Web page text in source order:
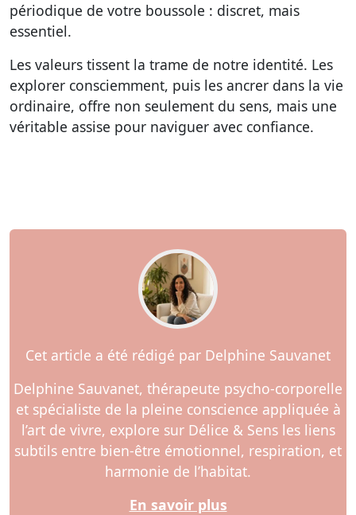
périodique de votre boussole : discret, mais
essentiel.
Les valeurs tissent la trame de notre identité. Les
explorer consciemment, puis les ancrer dans la vie
ordinaire, offre non seulement du sens, mais une
véritable assise pour naviguer avec confiance.
Cet article a été rédigé par Delphine Sauvanet
Delphine Sauvanet, thérapeute psycho-corporelle
et spécialiste de la pleine conscience appliquée à
l’art de vivre, explore sur Délice & Sens les liens
subtils entre bien-être émotionnel, respiration, et
harmonie de l’habitat.
En savoir plus